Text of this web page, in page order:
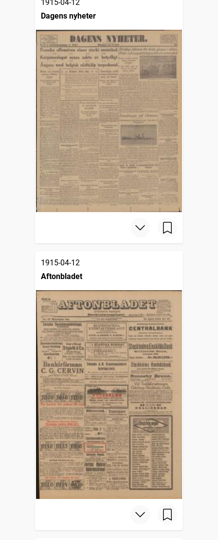
1915-04-12
Dagens nyheter
1915-04-12
Aftonbladet